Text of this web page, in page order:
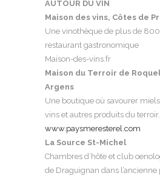
AUTOUR DU VIN
Maison des vins, Côtes de
Une vinothèque de plus de
restaurant gastronomique
Maison-des-vins.fr
Maison du Terroir de
Argens
Une boutique où savourer
vins et autres produits du terroir.
www.paysmeresterel.com
La Source St-Michel
Chambres d’hôte et club
de Draguignan dans l’ancienne